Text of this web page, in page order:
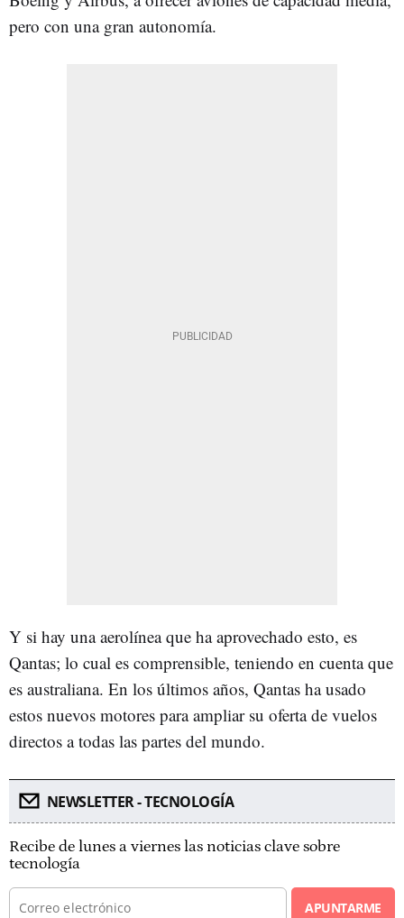
pero con una gran autonomía.
Y si hay una aerolínea que ha aprovechado esto, es
Qantas; lo cual es comprensible, teniendo en cuenta que
es australiana. En los últimos años, Qantas ha usado
estos nuevos motores para ampliar su oferta de vuelos
directos a todas las partes del mundo.
NEWSLETTER - TECNOLOGÍA
Recibe de lunes a viernes las noticias clave sobre
tecnología
APUNTARME